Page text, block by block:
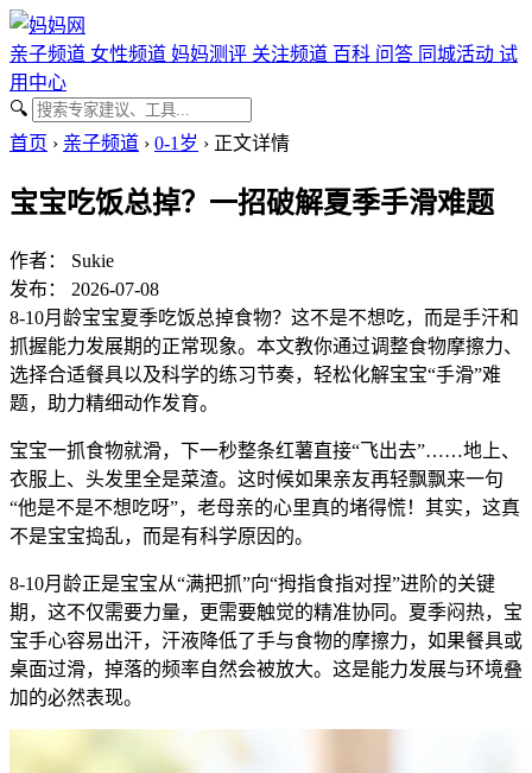
亲子频道 女性频道 妈妈测评 关注频道 百科 问答 同城活动 试
用中心
🔍
首页 › 亲子频道 › 0-1岁 › 正文详情
宝宝吃饭总掉？一招破解夏季手滑难题
作者：
Sukie
发布： 2026-07-08
8-10月龄宝宝夏季吃饭总掉食物？这不是不想吃，而是手汗和
抓握能力发展期的正常现象。本文教你通过调整食物摩擦力、
选择合适餐具以及科学的练习节奏，轻松化解宝宝“手滑”难
题，助力精细动作发育。
宝宝一抓食物就滑，下一秒整条红薯直接“飞出去”……地上、
衣服上、头发里全是菜渣。这时候如果亲友再轻飘飘来一句
“他是不是不想吃呀”，老母亲的心里真的堵得慌！其实，这真
不是宝宝捣乱，而是有科学原因的。
8-10月龄正是宝宝从“满把抓”向“拇指食指对捏”进阶的关键
期，这不仅需要力量，更需要触觉的精准协同。夏季闷热，宝
宝手心容易出汗，汗液降低了手与食物的摩擦力，如果餐具或
桌面过滑，掉落的频率自然会被放大。这是能力发展与环境叠
加的必然表现。